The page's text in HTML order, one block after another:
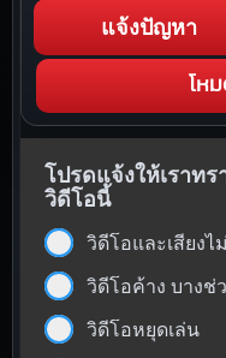
แจ้งปัญหา
โห
โปรดแจ้งให้เราท
วิดีโอนี้
วิดีโอและเสียงไ
วิดีโอค้าง บางช่
วิดีโอหยุดเล่น